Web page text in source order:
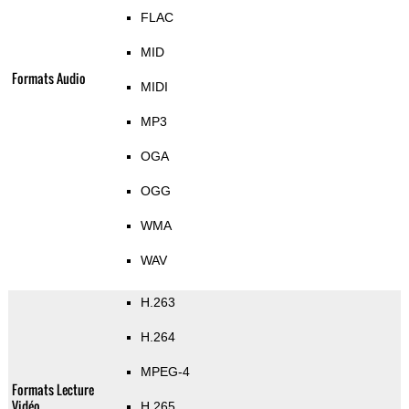
Formats Audio
FLAC
MID
MIDI
MP3
OGA
OGG
WMA
WAV
Formats Lecture
H.263
H.264
MPEG-4